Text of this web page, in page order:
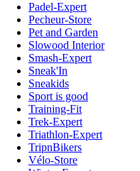
Padel-Expert
Pecheur-Store
Pet and Garden
Slowood Interior
Smash-Expert
Sneak'In
Sneakids
Sport is good
Training-Fit
Trek-Expert
Triathlon-Expert
TripnBikers
Vélo-Store